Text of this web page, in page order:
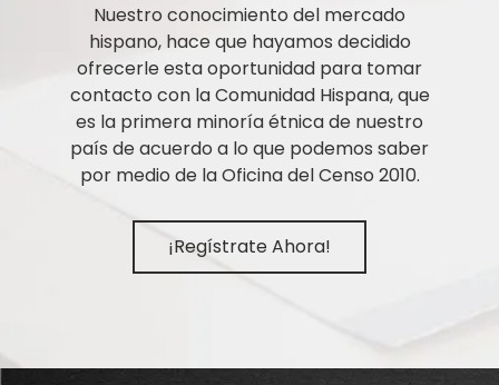
Nuestro conocimiento del mercado
hispano, hace que hayamos decidido
ofrecerle esta oportunidad para tomar
contacto con la Comunidad Hispana, que
es la primera minoría étnica de nuestro
país de acuerdo a lo que podemos saber
por medio de la Oficina del Censo 2010.
¡Regístrate Ahora!